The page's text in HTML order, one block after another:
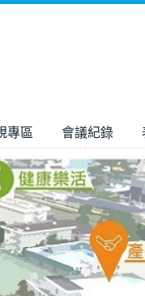
專區 會議紀錄